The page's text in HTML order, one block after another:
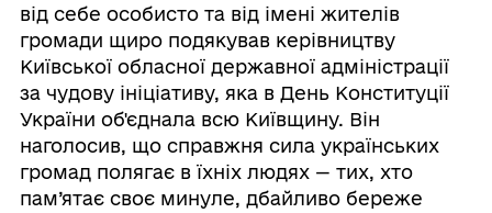
від себе особисто та від імені жителів
громади щиро подякував керівництву
Київської обласної державної адміністрації
за чудову ініціативу, яка в День Конституції
України об'єднала всю Київщину. Він
наголосив, що справжня сила українських
громад полягає в їхніх людях — тих, хто
пам’ятає своє минуле, дбайливо береже